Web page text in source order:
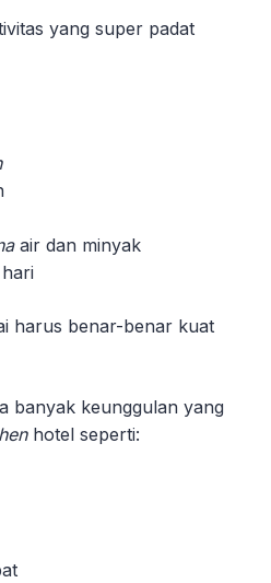
yang super padat
air dan minyak
harus benar-benar kuat
banyak keunggulan yang
hotel seperti: